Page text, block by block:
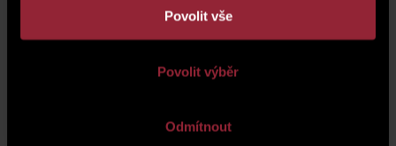
Povolit vše
Povolit výběr
Odmítnout